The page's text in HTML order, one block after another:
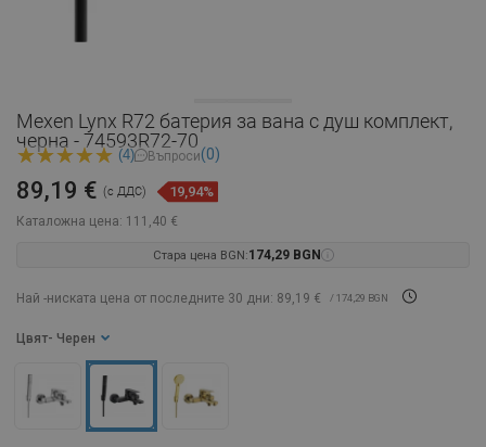
Mexen Lynx R72 батерия за вана с душ комплект,
черна - 74593R72-70
(4) Въпроси(0)
Каталожна цена: 111,40 €
89,19 € (с ДДС) 19,94%
Стара цена BGN:174,29 BGN
Най -ниската цена от последните 30 дни: 89,19 € / 174,29 BGN
Цвят - Черен